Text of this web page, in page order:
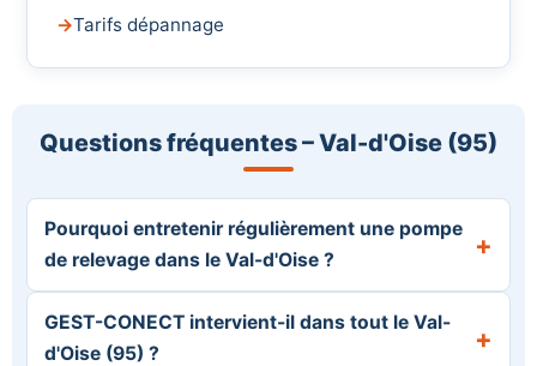
Tarifs dépannage
Questions fréquentes – Val-d'Oise (95)
Pourquoi entretenir régulièrement une pompe
de relevage dans le Val-d'Oise ?
GEST-CONECT intervient-il dans tout le Val-
d'Oise (95) ?